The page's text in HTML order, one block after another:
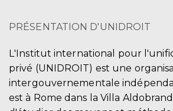
PRÉSENTATION D'UNIDROIT
L'Institut international pour
privé (UNIDROIT) est une
intergouvernementale
est à Rome dans la Villa